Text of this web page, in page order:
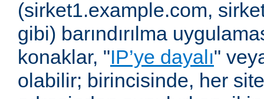
(sirket1.example.com,
gibi) barındırılma
konaklar, "IP’ye dayalı"
olabilir; birincisinde, her